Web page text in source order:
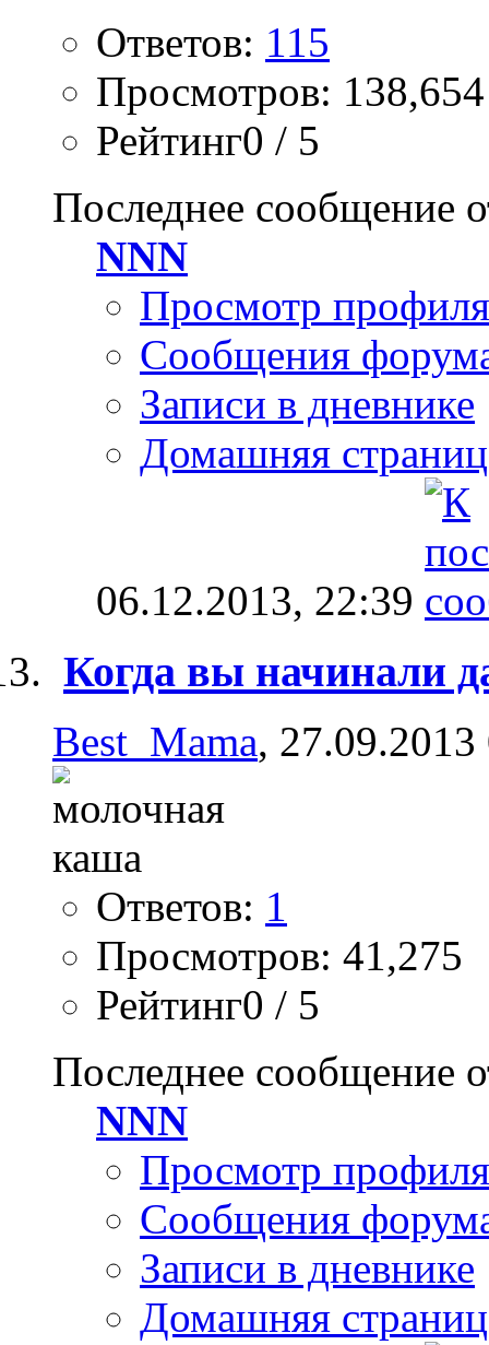
Ответов: 115
Просмотров: 138,654
Рейтинг0 / 5
Последнее сообщение
NNN
Просмотр профиля
Сообщения
Записи в дневнике
Домашняя
06.12.2013, 22:39
Когда вы начинали
Best_Mama, 27.09.2013
Ответов: 1
Просмотров: 41,275
Рейтинг0 / 5
Последнее сообщение
NNN
Просмотр профиля
Сообщения
Записи в дневнике
Домашняя